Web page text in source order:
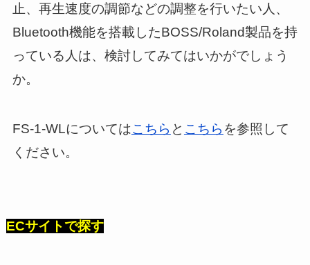
止、再生速度の調節などの調整を行いたい人、
Bluetooth機能を搭載したBOSS/Roland製品を持
っている人は、検討してみてはいかがでしょう
か。
FS-1-WLについてはこちら と こちら を参照して
ください。
ECサイトで探す